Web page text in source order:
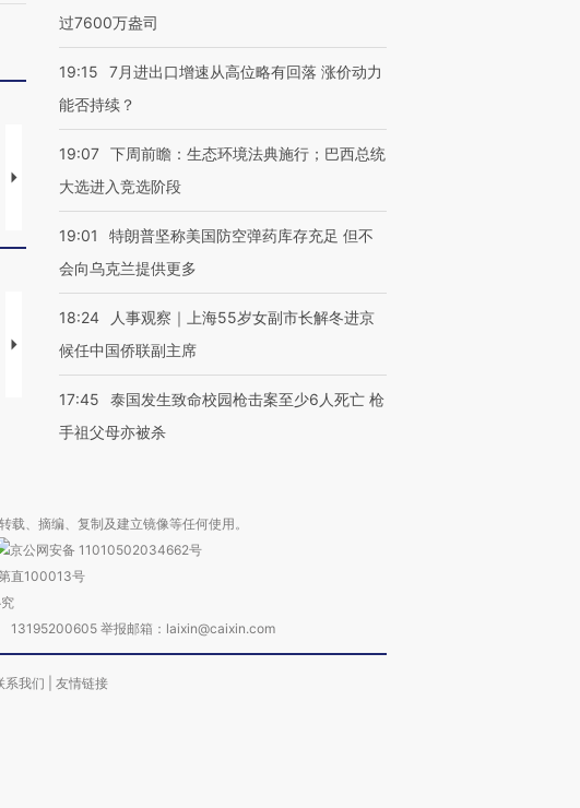
马航飞行员跨国走私7万
粒摇头丸 尿检体内含3种
【推广】走进第四届链博
过7600万盎司
19:15
7月进出口增速从高位略有回落 涨价动力
能否持续？
19:07 下周前瞻：生态环境法典施行；巴西总统
大选进入竞选阶段
19:01
特朗普坚称美国防空弹药库存充足 但不
会向乌克兰提供更多
18:24
人事观察｜上海55岁女副市长解冬进京
候任中国侨联副主席
17:45
泰国发生致命校园枪击案至少6人死亡 枪
手祖父母亦被杀
、摘编、复制及建立镜像等任何使用。
京公网安备 11010502034662号
直100013号
13195200605 举报邮箱：laixin@caixin.com
系我们 友情链接